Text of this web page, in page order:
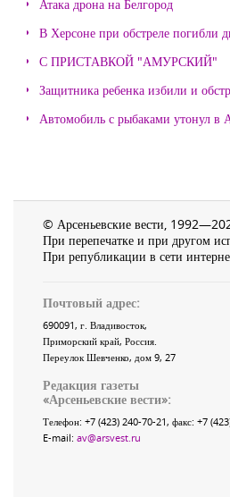
Атака дрона на Белгород
В Херсоне при обстреле погибли
С ПРИСТАВКОЙ "АМУРСКИЙ"
Защитника ребенка избили и
Автомобиль с рыбаками утонул в
© Арсеньевские вести,
При перепечатке и при другом
При републикации в сети
Почтовый адрес:
690091, г. Владивосток,
Приморский край, Россия.
Переулок Шевченко, дом 9, 27
Редакция газеты
«Арсеньевские вести»:
Телефон: +7 (423) 240-70-21, факс: +7
E-mail: av@arsvest.ru